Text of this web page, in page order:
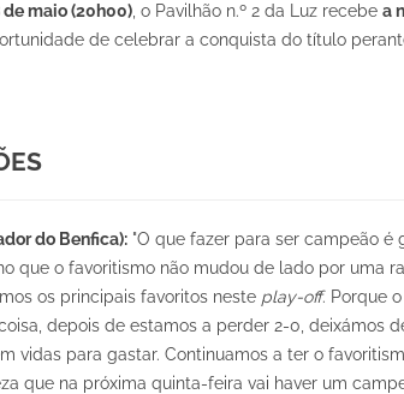
maio (20h00) , o Pavilhão n.º 2 da Luz recebe a
de celebrar a conquista do título
do Benfica): "O que fazer para ser campeão é
que o favoritismo não mudou de lado por uma
os principais favoritos neste play-off. Porque
depois de estamos a perder 2-0, deixámos
vidas para gastar. Continuamos a ter o
que na próxima quinta-feira vai haver um